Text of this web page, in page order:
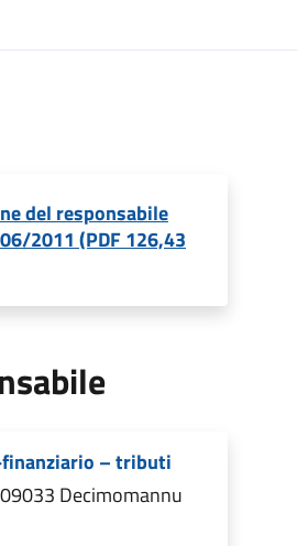
del responsabile
2011 (PDF 126,43
– tributi
Decimomannu